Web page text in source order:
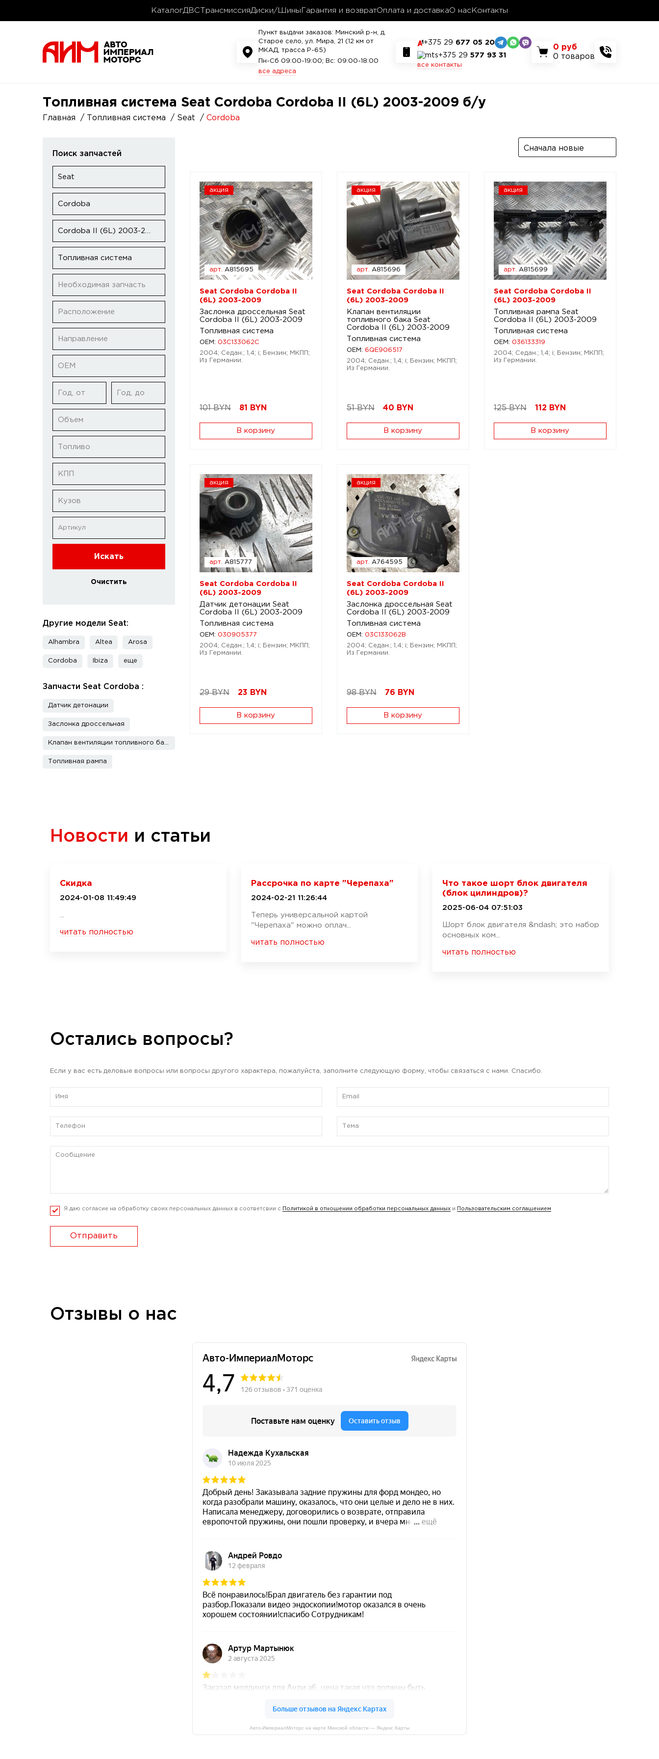
КаталогДВС ТрансмиссияДиски/Шины Гарантия и возвратОплата и доставкаО нас Контакты
Пункт выдачи заказов: Минский р-н, д.
Старое село, ул. Мира, 21 (12 км от
МКАД, трасса P-65)
Пн-Сб 09:00-19:00; Вс: 09:00-18:00
все адреса
+375 29 677 05 20
+375 29 577 93 31
все контакты
0 руб
0 товаров
Топливная система Seat Cordoba Cordoba II (6L) 2003-2009 б/у
Главная Топливная система Seat Cordoba
Поиск запчастей
Seat
Cordoba
Топливная система
Необходимая запчасть
Расположение
Направление
ОЕМ
Год, от Год, до
Объем
Топливо
КПП
Кузов
Искать
Очистить
Другие модели Seat:
Alhambra Altea Arosa
Cordoba Ibiza еще
Запчасти Seat Cordoba :
Датчик детонации
Заслонка дроссельная
Топливная рампа
Сначала новые
акция
арт. A815695
Seat Cordoba Cordoba II
(6L) 2003-2009
Заслонка дроссельная Seat
Cordoba II (6L) 2003-2009
Топливная система
OEM: 03C133062C
2004; Седан.; 1,4; i; Бензин; МКПП;
Из Германии.
101 BYN 81 BYN
В корзину
акция
арт. A815696
Seat Cordoba Cordoba II
(6L) 2003-2009
Клапан вентиляции
топливного бака Seat
Cordoba II (6L) 2003-2009
Топливная система
OEM: 6QE906517
2004; Седан.; 1,4; i; Бензин; МКПП;
Из Германии.
51 BYN 40 BYN
В корзину
акция
арт. A815699
Seat Cordoba Cordoba II
(6L) 2003-2009
Топливная рампа Seat
Cordoba II (6L) 2003-2009
Топливная система
OEM: 036133319
2004; Седан.; 1,4; i; Бензин; МКПП;
Из Германии.
125 BYN 112 BYN
В корзину
акция
арт. A815777
Seat Cordoba Cordoba II
(6L) 2003-2009
Датчик детонации Seat
Cordoba II (6L) 2003-2009
Топливная система
OEM: 030905377
2004; Седан.; 1,4; i; Бензин; МКПП;
Из Германии.
29 BYN 23 BYN
В корзину
акция
арт. A764595
Seat Cordoba Cordoba II
(6L) 2003-2009
Заслонка дроссельная Seat
Cordoba II (6L) 2003-2009
Топливная система
OEM: 03C133062B
2004; Седан.; 1,4; i; Бензин; МКПП;
Из Германии.
98 BYN 76 BYN
В корзину
Новости и статьи
Скидка
2024-01-08 11:49:49
читать полностью
Рассрочка по карте "Черепаха"
2024-02-21 11:26:44
Теперь универсальной картой
"Черепаха" можно оплач...
читать полностью
Что такое шорт блок двигателя
(блок цилиндров)?
2025-06-04 07:51:03
Шорт блок двигателя &ndash; это набор
основных ком...
читать полностью
Остались вопросы?
Если у вас есть деловые вопросы или вопросы другого характера, пожалуйста, заполните следующую форму, чтобы связаться с нами. Спасибо.
Я даю согласие на обработку своих персональных данных в соответсвии с Политикой в отношении обработки персональных данных и Пользовательским соглашением
Отправить
Отзывы о нас
Авто-ИмпериалМоторс на карте Минской области — Яндекс Карты